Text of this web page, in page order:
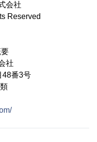
会社
Reserved
社
48番3号